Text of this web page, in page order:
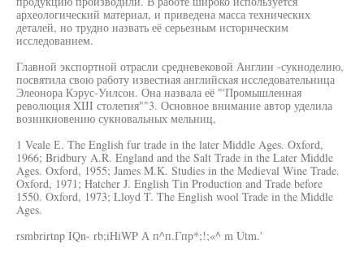
археологический материал, и приведена масса технических
деталей, но трудно назвать её серьезным историческим
исследованием.
Главной экспортной отрасли средневековой Англии -сукноделию,
посвятила свою работу известная английская исследовательница
Элеонора Кэрус-Уилсон. Она назвала её "'Промышленная
революция XIII столетия""3. Основное внимание автор уделила
возникновению сукновальных мельниц,
1 Veale Е. The English fur trade in the later Middle Ages. Oxford,
1966; Bridbury A.R. England and the Salt Trade in the Later Middle
Ages. Oxford, 1955; James M.K. Studies in the Medieval Wine Trade.
Oxford, 1971; Hatcher J. English Tin Production and Trade before
1550. Oxford, 1973; Lloyd T. The English wool Trade in the Middle
Ages.
rsmbrirtnp IQn- rb;iHiWP А п^п.Гпр*;!;«^ m Utm.'